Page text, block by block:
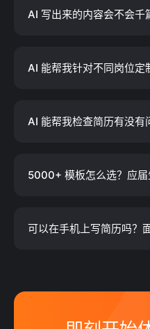
AI 写出来的内容会不会千
AI 能帮我针对不同岗位定
AI 能帮我检查简历有没有
5000+ 模板怎么选？应届
可以在手机上写简历吗？